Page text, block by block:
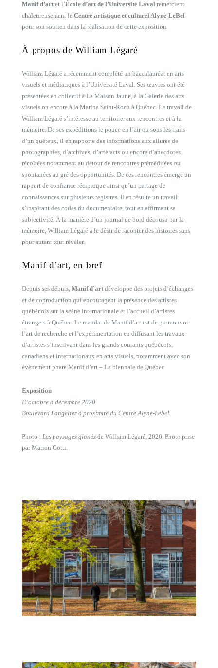
Manif d’art et l’École d’art de l’Université Laval remercient
chaleureusement le Centre artistique et culturel Alyne-LeBel
pour son soutien dans la réalisation de cette exposition.
À propos de William Légaré
William Légaré a récemment complété un baccalauréat en arts
visuels et médiatiques à l’Université Laval. Ses œuvres ont été
présentées en collectif à La Maison Jaune, à la Galerie des arts
visuels ou encore à la Marina Saint-Roch à Québec. Le travail de
William Légaré s’intéresse au territoire, aux rencontres et à la
mémoire. De ses expéditions le pouce en l’air ou sous les traits
d’un quéteux, il en rapporte des informations aux allures de
photographies, d’archives, d’artéfacts ou encore d’anecdotes
récoltées notamment au détour de rencontres préméditées ou
spontanées au gré des opportunités. De ces rencontres émerge un
rapport de confiance réciproque ainsi qu’un partage de
connaissances sur plusieurs registres. Il en résulte un travail
s’inspirant des codes du documentaire, tout en affirmant sa
subjectivité. À la manière d’un journal de bord décousu par la
mémoire, William Légaré a le désir de raconter des histoires sans
pour autant tout révéler.
Manif d’art, en bref
Depuis ses débuts, Manif d’art développe des projets d’échanges
et de coproduction qui encouragent la présence des artistes
québécois sur la scène internationale et l’accueil d’artistes
étrangers à Québec. Le mandat de Manif d’art est de promouvoir
l’art de recherche et l’expérimentation en diffusant les travaux
d’artistes s’inscrivant dans les grands courants québécois,
canadiens et internationaux en arts visuels, notamment avec son
évènement phare Manif d’art – La biennale de Québec.
Exposition
D’octobre à décembre 2020
Boulevard Langelier à proximité du Centre Alyne-Lebel
Photo : Les paysages glanés de William Légaré, 2020. Photo prise
par Marion Gotti.